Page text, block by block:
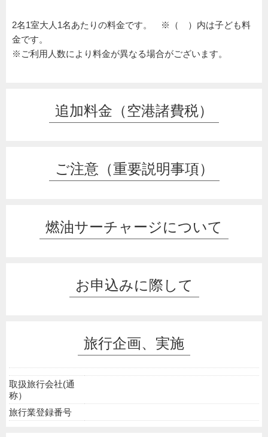
2名1室大人1名あたりの料金です。 ※（ ）内は子ども料
金です。
※ご利用人数により料金が異なる場合がございます。
追加料金（空港諸費税）
ご注意（重要説明事項）
燃油サーチャージについて
お申込みに際して
旅行企画、実施
取扱旅行会社(通
称）
旅行業登録番号